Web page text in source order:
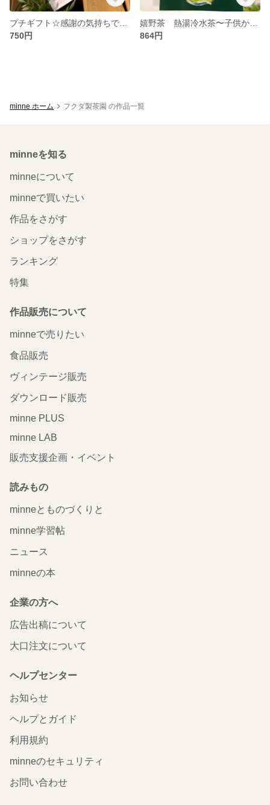
750円
864円
minne ホーム フクダ製茶園 の作品一覧
minneを知る
minneについて
minneで買いたい
作品をさがす
ショップをさがす
ランキング
特集
作品販売について
minneで売りたい
食品販売
ヴィンテージ販売
ダウンロード販売
minne PLUS
minne LAB
販売支援企画・イベント
読みもの
minneとものづくりと
minne学習帖
ニュース
minneの本
企業の方へ
広告出稿について
大口注文について
ヘルプセンター
お知らせ
ヘルプとガイド
利用規約
minneのセキュリティ
お問い合わせ